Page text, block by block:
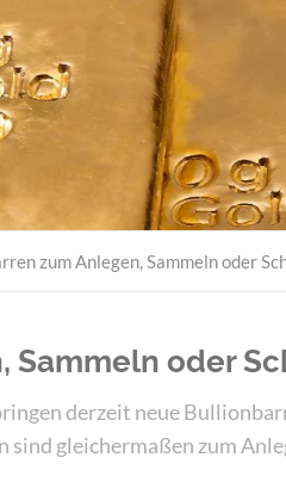
zum Anlegen, Sammeln oder
Sammeln oder
derzeit neue
gleichermaßen zum